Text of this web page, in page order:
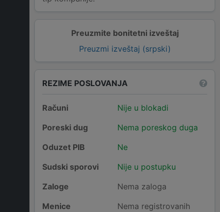
Preuzmite bonitetni izveštaj
Preuzmi izveštaj (srpski)
REZIME POSLOVANJA
Računi
Nije u blokadi
Poreski dug
Nema poreskog duga
Oduzet PIB
Ne
Sudski sporovi
Nije u postupku
Zaloge
Nema zaloga
Menice
Nema registrovanih